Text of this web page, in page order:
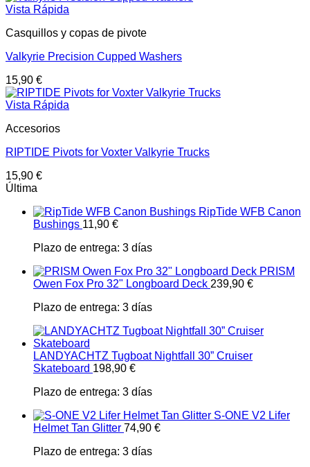
Vista Rápida
Casquillos y copas de pivote
Valkyrie Precision Cupped Washers
15,90 €
Vista Rápida
Accesorios
RIPTIDE Pivots for Voxter Valkyrie Trucks
15,90 €
Última
RipTide WFB Canon
Bushings 11,90 €
Plazo de entrega: 3 días
PRISM
Owen Fox Pro 32" Longboard Deck 239,90 €
Plazo de entrega: 3 días
LANDYACHTZ Tugboat Nightfall 30” Cruiser
Skateboard 198,90 €
Plazo de entrega: 3 días
S-ONE V2 Lifer
Helmet Tan Glitter 74,90 €
Plazo de entrega: 3 días